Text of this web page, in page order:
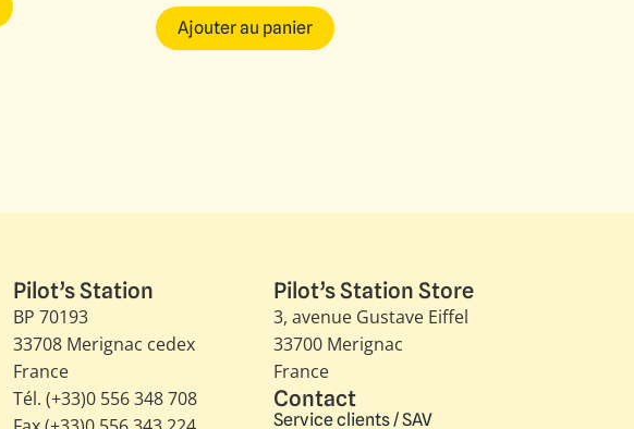
Ajouter au panier
Pilot’s Station
BP 70193
33708 Merignac cedex
France
Tél. (+33)0 556 348 708
Pilot’s Station Store
3, avenue Gustave Eiffel​
33700 Merignac
France
Contact
Service clients / SAV